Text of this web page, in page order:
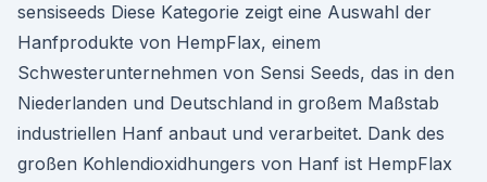
sensiseeds Diese Kategorie zeigt eine Auswahl der
Hanfprodukte von HempFlax, einem
Schwesterunternehmen von Sensi Seeds, das in den
Niederlanden und Deutschland in großem Maßstab
industriellen Hanf anbaut und verarbeitet. Dank des
großen Kohlendioxidhungers von Hanf ist HempFlax